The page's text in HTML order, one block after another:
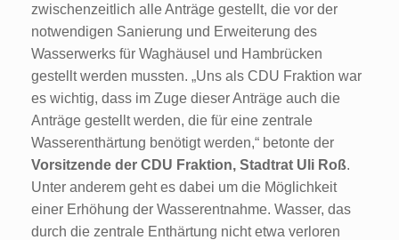
zwischenzeitlich alle Anträge gestellt, die vor der
notwendigen Sanierung und Erweiterung des
Wasserwerks für Waghäusel und Hambrücken
gestellt werden mussten. „Uns als CDU Fraktion war
es wichtig, dass im Zuge dieser Anträge auch die
Anträge gestellt werden, die für eine zentrale
Wasserenthärtung benötigt werden,“ betonte der
Vorsitzende der CDU Fraktion, Stadtrat Uli Roß.
Unter anderem geht es dabei um die Möglichkeit
einer Erhöhung der Wasserentnahme. Wasser, das
durch die zentrale Enthärtung nicht etwa verloren